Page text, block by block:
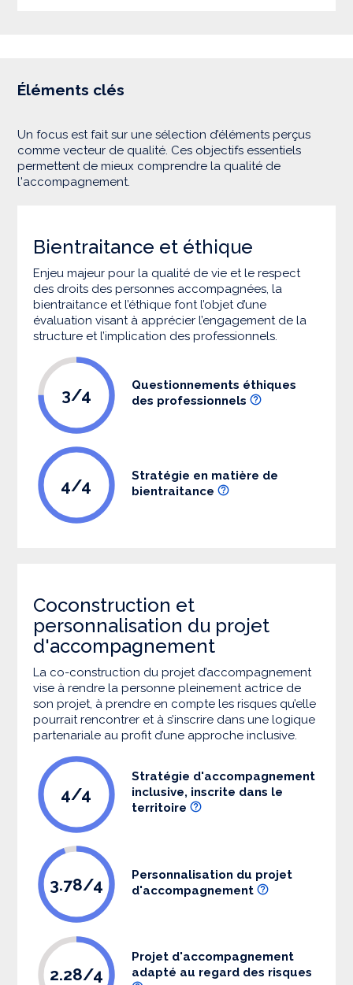
Éléments clés
Un focus est fait sur une sélection d’éléments perçus
comme vecteur de qualité. Ces objectifs essentiels
permettent de mieux comprendre la qualité de
l'accompagnement.
Bientraitance et éthique
Enjeu majeur pour la qualité de vie et le respect
des droits des personnes accompagnées, la
bientraitance et l’éthique font l’objet d’une
évaluation visant à apprécier l’engagement de la
structure et l’implication des professionnels.
3/4
Questionnements éthiques
des professionnels
4/4
Stratégie en matière de
bientraitance
Coconstruction et
personnalisation du projet
d'accompagnement
La co-construction du projet d’accompagnement
vise à rendre la personne pleinement actrice de
son projet, à prendre en compte les risques qu’elle
pourrait rencontrer et à s’inscrire dans une logique
partenariale au profit d’une approche inclusive.
4/4
Stratégie d'accompagnement
inclusive, inscrite dans le
territoire
3.78/4
Personnalisation du projet
d'accompagnement
2.28/4
Projet d'accompagnement
adapté au regard des risques